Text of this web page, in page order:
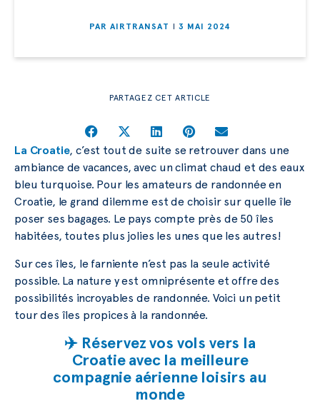
PAR AIRTRANSAT 3 MAI 2024
PARTAGEZ CET ARTICLE
La Croatie, c’est tout de suite se retrouver dans une
ambiance de vacances, avec un climat chaud et des eaux
bleu turquoise. Pour les amateurs de randonnée en
Croatie, le grand dilemme est de choisir sur quelle île
poser ses bagages. Le pays compte près de 50 îles
habitées, toutes plus jolies les unes que les autres!
Sur ces îles, le farniente n’est pas la seule activité
possible. La nature y est omniprésente et offre des
possibilités incroyables de randonnée. Voici un petit
tour des îles propices à la randonnée.
✈️ Réservez vos vols vers la
Croatie avec la meilleure
compagnie aérienne loisirs au
monde